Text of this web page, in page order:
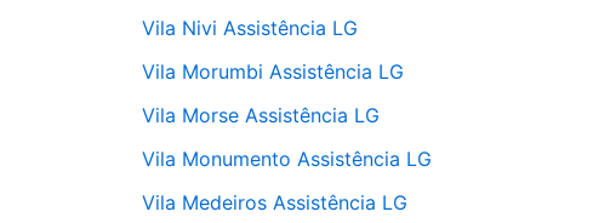
Vila Nivi Assistência LG
Vila Morumbi Assistência LG
Vila Morse Assistência LG
Vila Monumento Assistência LG
Vila Medeiros Assistência LG